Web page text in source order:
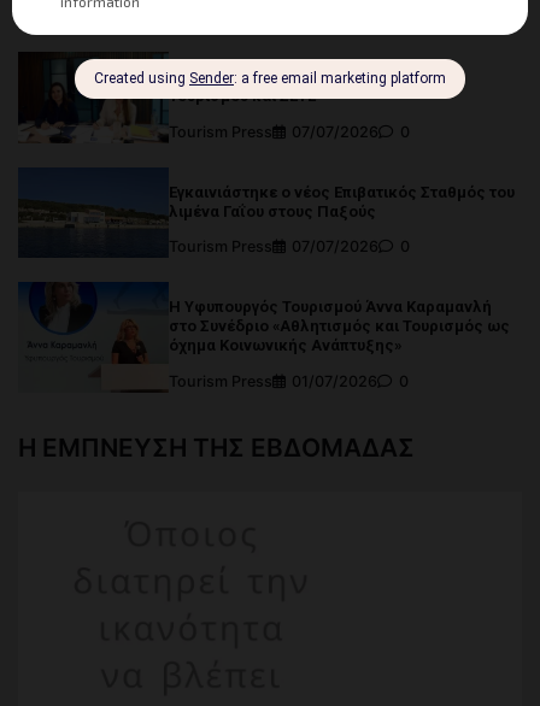
Κοινό Πρόγραμμα Δράσης Υπουργείου
Τουρισμού και ΣΕΤΕ
Tourism Press
07/07/2026 0
Εγκαινιάστηκε ο νέος Επιβατικός Σταθμός του
λιμένα Γαΐου στους Παξούς
Tourism Press
07/07/2026 0
Η Υφυπουργός Τουρισμού Άννα Καραμανλή
στο Συνέδριο «Αθλητισμός και Τουρισμός ως
όχημα Κοινωνικής Ανάπτυξης»
Tourism Press
01/07/2026 0
Η ΕΜΠΝΕΥΣΗ ΤΗΣ ΕΒΔΟΜΑΔΑΣ